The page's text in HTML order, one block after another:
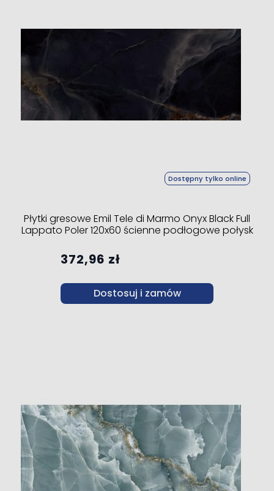
Dostępny tylko online
Płytki gresowe Emil Tele di Marmo Onyx Black Full
Lappato Poler 120x60 ścienne podłogowe połysk
372,96 zł
Dostosuj i zamów